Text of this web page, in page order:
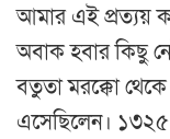
আমার এই প্রত্যয়
অবাক হবার কিছু
বতুতা মরক্কো থেকে
এসেছিলেন। ১৩২৫